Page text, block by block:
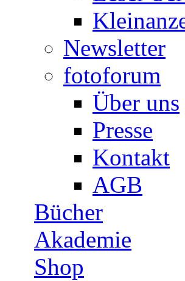
Newsletter
fotoforum
Über uns
Presse
Kontakt
AGB
Bücher
Akademie
Shop